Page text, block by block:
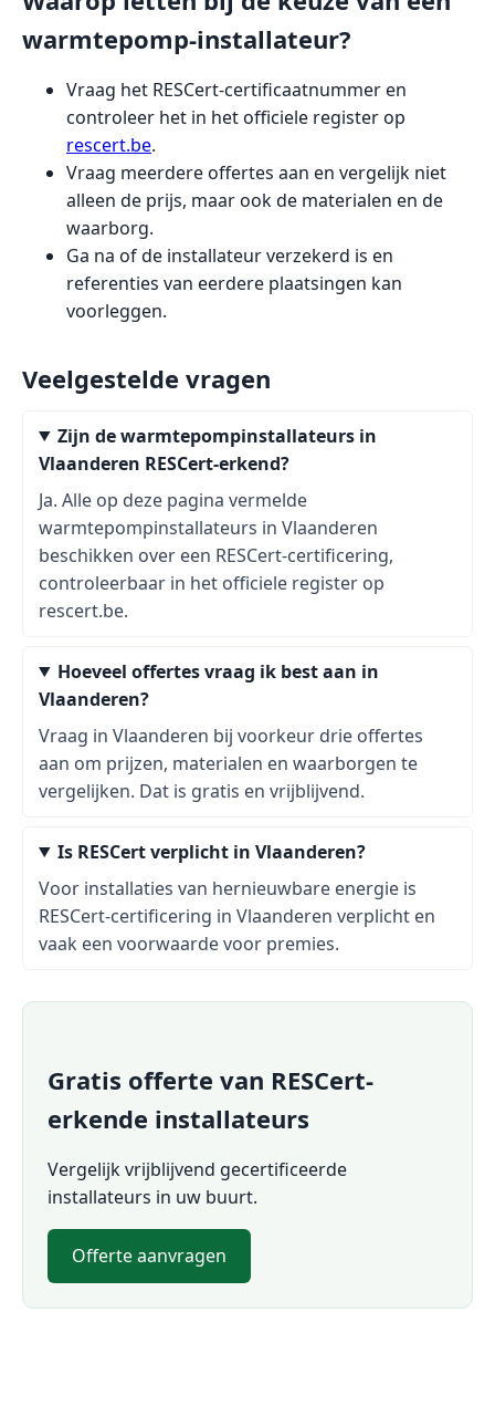
warmtepomp-installateur?
Vraag het RESCert-certificaatnummer en
controleer het in het officiele register op
rescert.be.
Vraag meerdere offertes aan en vergelijk niet
alleen de prijs, maar ook de materialen en de
waarborg.
Ga na of de installateur verzekerd is en
referenties van eerdere plaatsingen kan
voorleggen.
Veelgestelde vragen
Zijn de warmtepompinstallateurs in
Vlaanderen RESCert-erkend?
Ja. Alle op deze pagina vermelde
warmtepompinstallateurs in Vlaanderen
beschikken over een RESCert-certificering,
controleerbaar in het officiele register op
rescert.be.
Hoeveel offertes vraag ik best aan in
Vlaanderen?
Vraag in Vlaanderen bij voorkeur drie offertes
aan om prijzen, materialen en waarborgen te
vergelijken. Dat is gratis en vrijblijvend.
Is RESCert verplicht in Vlaanderen?
Voor installaties van hernieuwbare energie is
RESCert-certificering in Vlaanderen verplicht en
vaak een voorwaarde voor premies.
Gratis offerte van RESCert-
erkende installateurs
Vergelijk vrijblijvend gecertificeerde
installateurs in uw buurt.
Offerte aanvragen